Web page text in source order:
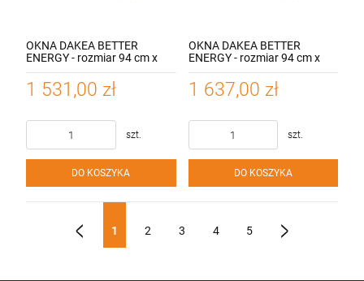
OKNA DAKEA BETTER
ENERGY - rozmiar 94 cm x
118 cm, 3-szybowe z
nawiewnikiem, otwieranie
dolne, współczynnik 1.1
1 531,00 zł
szt.
DO KOSZYKA
OKNA DAKEA BETTER
ENERGY - rozmiar 94 cm x
140 cm, 3-szybowe z
nawiewnikiem, otwieranie
dolne, współczynnik 1.1
1 637,00 zł
szt.
DO KOSZYKA
1 2 3 4 5